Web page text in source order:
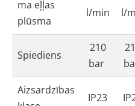
ma eļļas
plūsma
l/min
l/
Spiediens
210
bar
Aizsardzības
IP23